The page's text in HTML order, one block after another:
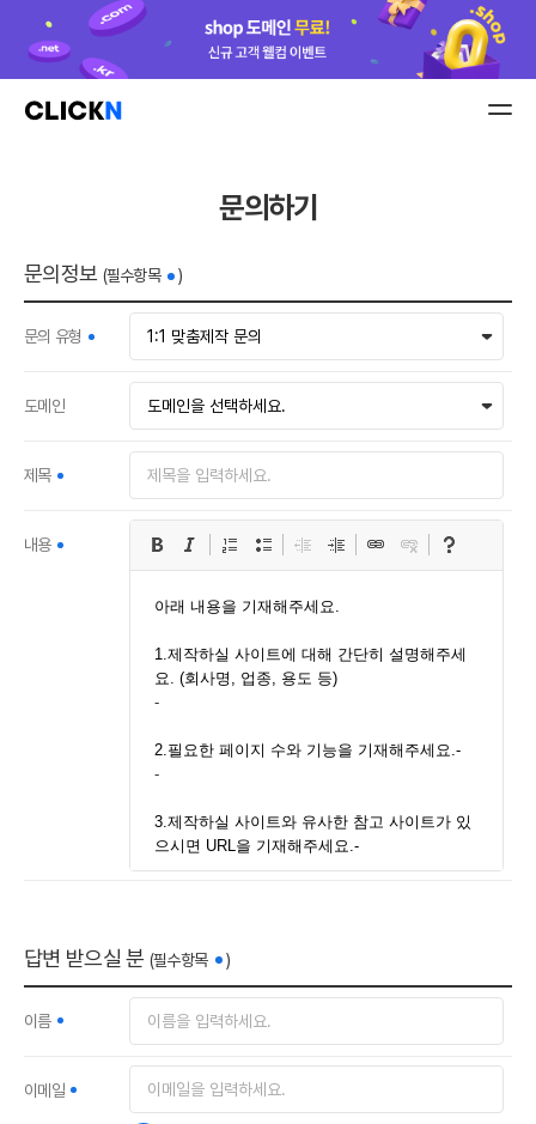
문의하기
문의정보 (필수항목 )
문의 유형
도메인
제목
내용
답변 받으실 분 (필수항목 )
이름
이메일